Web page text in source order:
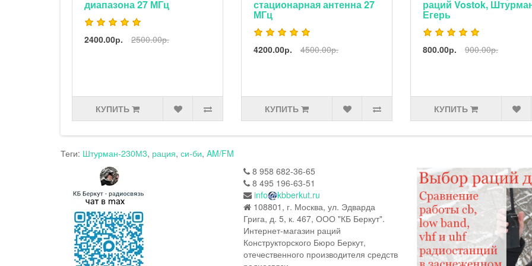
диапазона 27 МГц
2400.00р. 2500.00р.
КУПИТЬ
стационарная антенна 27
МГц
4200.00р. 4500.00р.
КУПИТЬ
раций Vostok,
Егерь
800.00р. 900.00р.
КУПИТЬ
Теги: Штурман-230М3, рация, си-би, AM/FM
8 958 682-36-65
8 495 196-63-51
info
kbberkut.ru
108801, г. Москва, ул. Эдварда
Грига, д. 5, к. 467, ООО "КБ Беркут".
Интернет-магазин раций
Конструкторского Бюро Беркут,
отечественного производителя средств